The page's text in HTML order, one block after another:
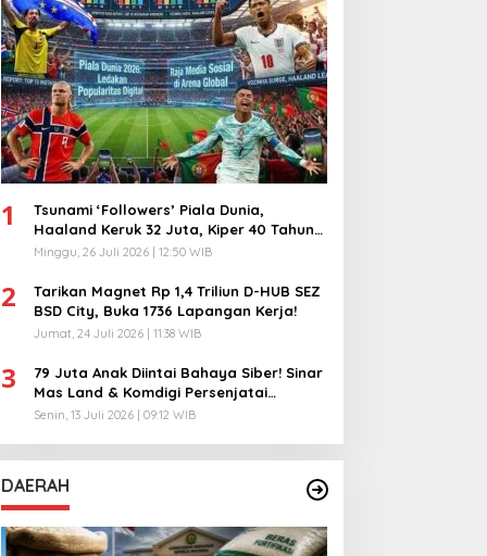
1
Tsunami ‘Followers’ Piala Dunia,
Haaland Keruk 32 Juta, Kiper 40 Tahun
Bikin Geger!
Minggu, 26 Juli 2026 | 12:50 WIB
2
Tarikan Magnet Rp 1,4 Triliun D-HUB SEZ
BSD City, Buka 1736 Lapangan Kerja!
Jumat, 24 Juli 2026 | 11:38 WIB
3
79 Juta Anak Diintai Bahaya Siber! Sinar
Mas Land & Komdigi Persenjatai
Ratusan Guru!
Senin, 13 Juli 2026 | 09:12 WIB
DAERAH